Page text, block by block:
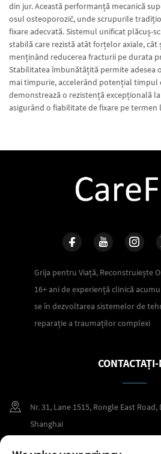
din jur. Această performanță mecanică
osul osteoporozič, unde scrupurile
fixare adecvată. Sistemul unificat plăcuș-
stabilă care rezistă atât forțelor axiale,
menținând reducerea fracturii pe durata
Stabilitatea îmbunătățită permite adesea
mai timpurie, accelerând potențial timpul
demonstrează o rezistență excepțională
asigurând o fiabilitate de fixare pe termen
Grija pentru Viață, Reconstruiește
16+ ani de experiență clinică
se în dezvoltarea sistemelor de
reparație a traumaților complexi
Nr. 31, Lane 1515, Rongle East
Shanghai
+86 400 098